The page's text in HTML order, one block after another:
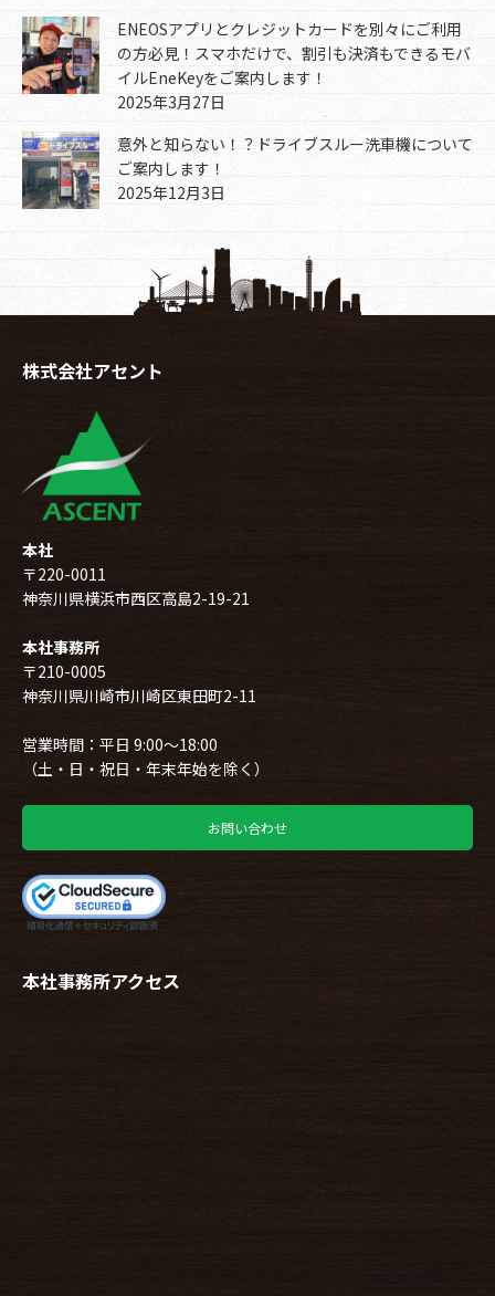
ENEOSアプリとクレジットカードを別々にご利用
の方必見！スマホだけで、割引も決済もできるモバ
イルEneKeyをご案内します！
2025年3月27日
意外と知らない！？ドライブスルー洗車機について
ご案内します！
2025年12月3日
株式会社アセント
本社
〒220-0011
神奈川県横浜市西区高島2-19-21
本社事務所
〒210-0005
神奈川県川崎市川崎区東田町2-11
営業時間：平日 9:00～18:00
（土・日・祝日・年末年始を除く）
お問い合わせ
本社事務所アクセス